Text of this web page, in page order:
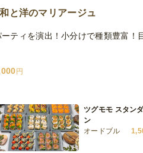
と洋のマリアージュ
ティを演出！小分けで種類豊富！
円
ツグモモ スタン
ン
オードブル